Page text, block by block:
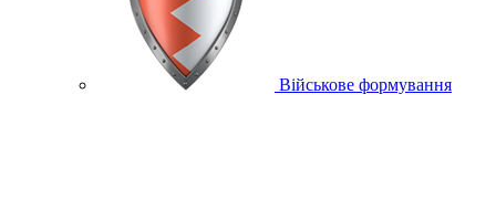
Військове формування